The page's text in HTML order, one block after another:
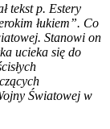
tekst p. Estery
łukiem”. Co
Stanowi on
ucieka się do
Światowej w